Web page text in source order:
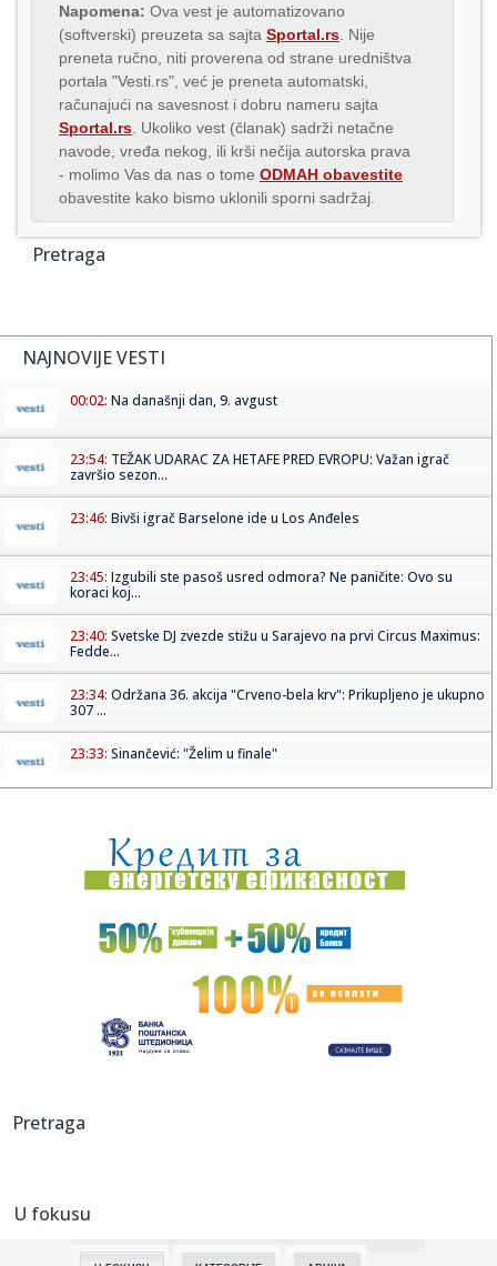
Napomena: Ova vest je automatizovano
(softverski) preuzeta sa sajta Sportal.rs . Nije
preneta ručno, niti proverena od strane uredništva
portala "Vesti.rs", već je preneta automatski,
računajući na savesnost i dobru nameru sajta
Sportal.rs . Ukoliko vest (članak) sadrži netačne
navode, vređa nekog, ili krši nečija autorska prava
- molimo Vas da nas o tome ODMAH obavestite
obavestite kako bismo uklonili sporni sadržaj.
Pretraga
NAJNOVIJE VESTI
00:02: Na današnji dan, 9. avgust
23:54: TEŽAK UDARAC ZA HETAFE PRED EVROPU: Važan igrač
završio sezon...
23:46: Bivši igrač Barselone ide u Los Anđeles
23:45: Izgubili ste pasoš usred odmora? Ne paničite: Ovo su
koraci koj...
23:40: Svetske DJ zvezde stižu u Sarajevo na prvi Circus Maximus:
Fedde...
23:34: Održana 36. akcija "Crveno-bela krv": Prikupljeno je ukupno
307 ...
23:33: Sinančević: "Želim u finale"
23:30:Nada Obrić otvoreno o razvodima: Bivšima sam sve
ostavljala, a ...
23:21:ZVEZDA SPREMA POJAČANJE: Igrač Real Madrida na korak
od Malog K...
Izrael pravi plan bez Trampa
23:16:Heroji sa Olimpa! Srbi sat vremena vodili borbu za život na
23:06:
Pretraga
U fokusu